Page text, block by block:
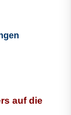
auf die